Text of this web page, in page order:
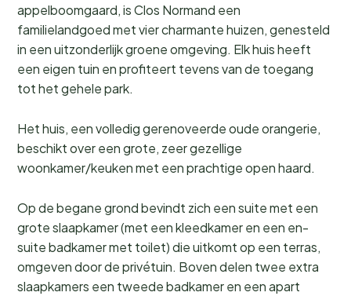
appelboomgaard, is Clos Normand een
familielandgoed met vier charmante huizen, genesteld
in een uitzonderlijk groene omgeving. Elk huis heeft
een eigen tuin en profiteert tevens van de toegang
tot het gehele park.
Het huis, een volledig gerenoveerde oude orangerie,
beschikt over een grote, zeer gezellige
woonkamer/keuken met een prachtige open haard.
Op de begane grond bevindt zich een suite met een
grote slaapkamer (met een kleedkamer en een en-
suite badkamer met toilet) die uitkomt op een terras,
omgeven door de privétuin. Boven delen twee extra
slaapkamers een tweede badkamer en een apart